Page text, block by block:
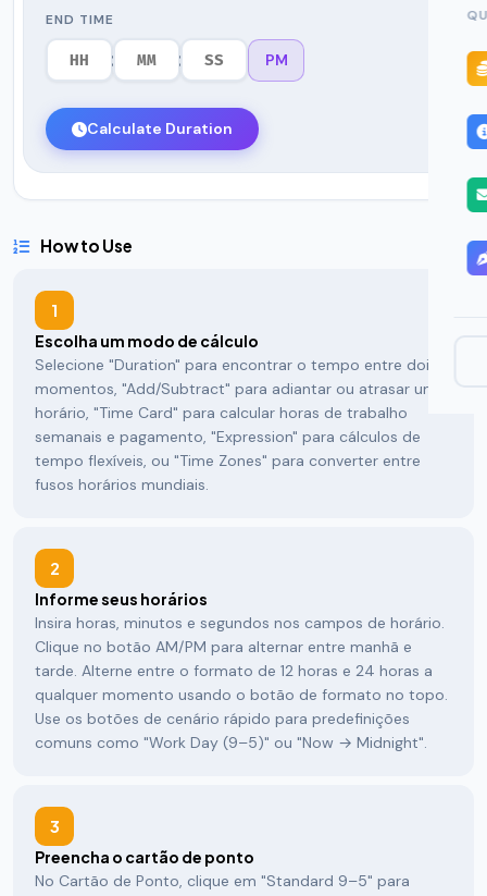
END TIME
: : PM
Calculate Duration
How to Use
1
Escolha um modo de cálculo
Selecione "Duration" para encontrar o tempo entre dois
momentos, "Add/Subtract" para adiantar ou atrasar um
horário, "Time Card" para calcular horas de trabalho
semanais e pagamento, "Expression" para cálculos de
tempo flexíveis, ou "Time Zones" para converter entre
fusos horários mundiais.
2
Informe seus horários
Insira horas, minutos e segundos nos campos de horário.
Clique no botão AM/PM para alternar entre manhã e
tarde. Alterne entre o formato de 12 horas e 24 horas a
qualquer momento usando o botão de formato no topo.
Use os botões de cenário rápido para predefinições
comuns como "Work Day (9–5)" ou "Now → Midnight".
3
Preencha o cartão de ponto
No Cartão de Ponto, clique em "Standard 9–5" para